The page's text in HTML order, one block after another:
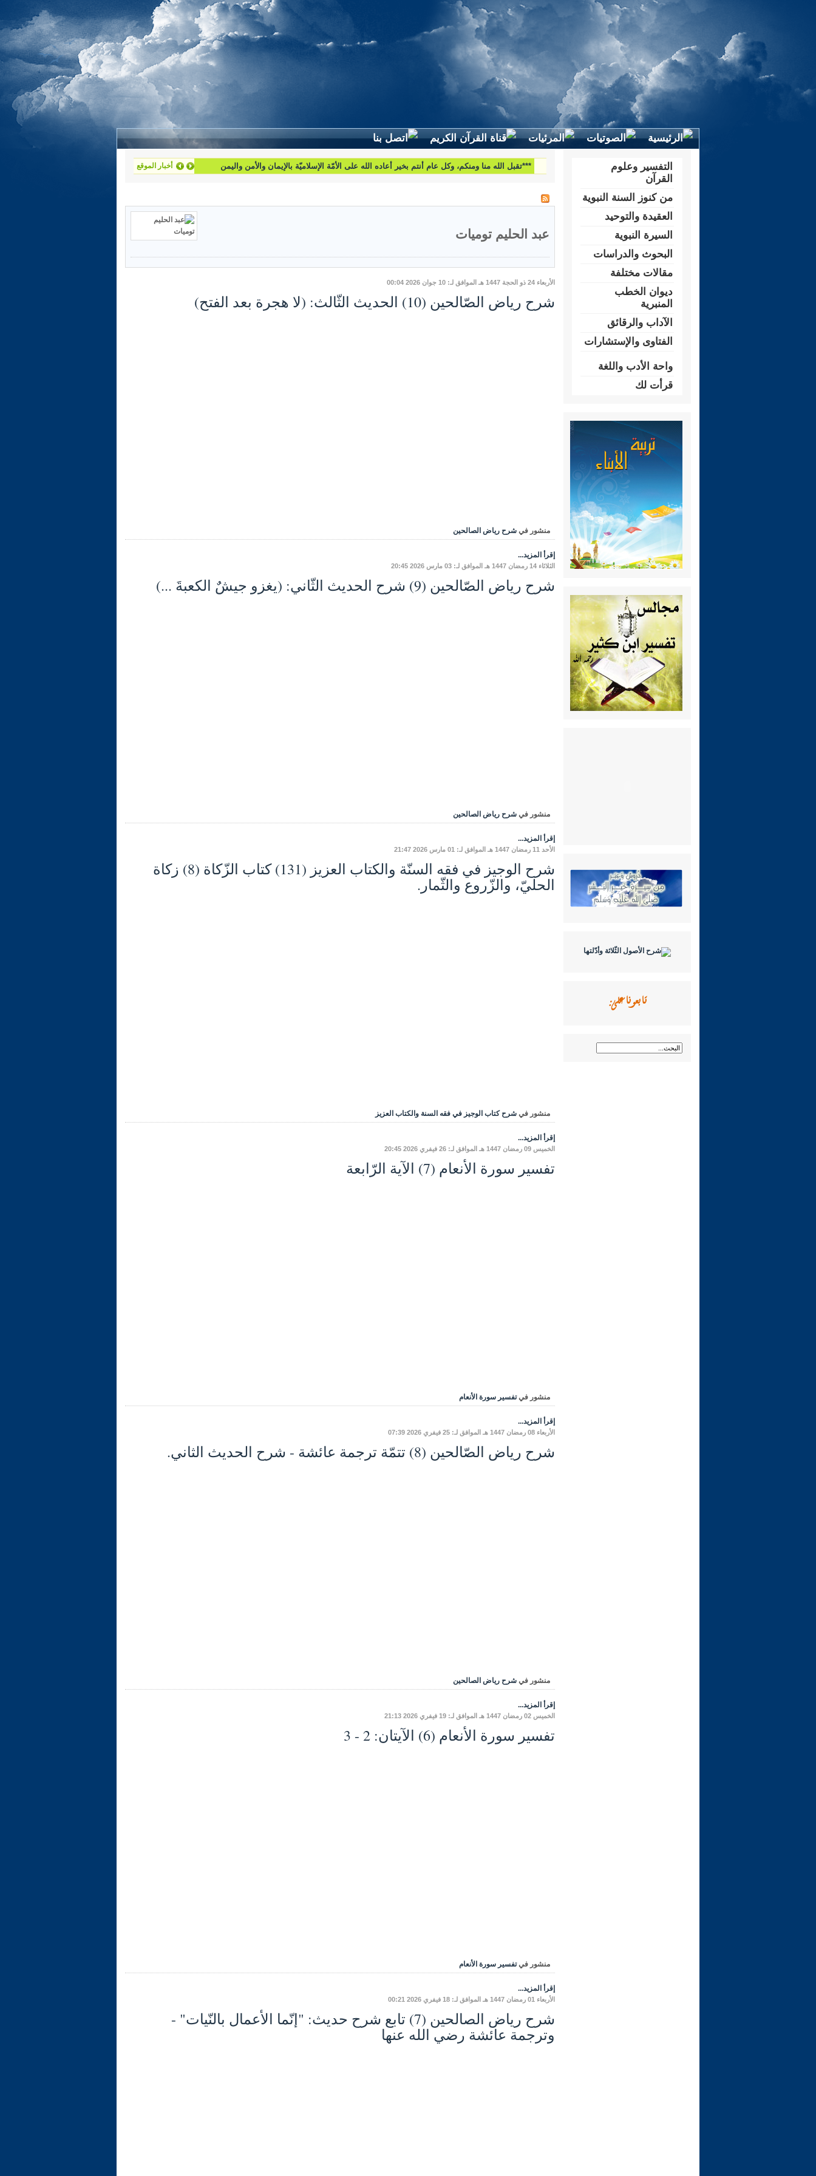
أخبار الموقع
لطرح استفساراتكم وأسئلتكم واقتراحاتكم اتّصلوا بنا على البريد التّالي:
عبد الحليم توميات
الأربعاء 24 ذو الحجة 1447 هـ الموافق لـ: 10 جوان 2026 00:04
شرح رياض الصّالحين (10) الحديث الثّالث: (لا هجرة بعد الفتح)
منشور في شرح رياض الصالحين
إقرأ المزيد...
الثلاثاء 14 رمضان 1447 هـ الموافق لـ: 03 مارس 2026 20:45
شرح رياض الصّالحين (9) شرح الحديث الثّاني: (يغزو جيشٌ الكعبةَ ...)
منشور في شرح رياض الصالحين
إقرأ المزيد...
الأحد 11 رمضان 1447 هـ الموافق لـ: 01 مارس 2026 21:47
شرح الوجيز في فقه السنّة والكتاب العزيز (131) كتاب الزّكاة (8) زكاة
الحليّ، والزّروع والثّمار.
منشور في شرح كتاب الوجيز في فقه السنة والكتاب العزيز
إقرأ المزيد...
الخميس 09 رمضان 1447 هـ الموافق لـ: 26 فيفري 2026 20:45
تفسير سورة الأنعام (7) الآية الرّابعة
منشور في تفسير سورة الأنعام
إقرأ المزيد...
الأربعاء 08 رمضان 1447 هـ الموافق لـ: 25 فيفري 2026 07:39
شرح رياض الصّالحين (8) تتمّة ترجمة عائشة - شرح الحديث الثاني.
منشور في شرح رياض الصالحين
إقرأ المزيد...
الخميس 02 رمضان 1447 هـ الموافق لـ: 19 فيفري 2026 21:13
تفسير سورة الأنعام (6) الآيتان: 2 - 3
منشور في تفسير سورة الأنعام
إقرأ المزيد...
الأربعاء 01 رمضان 1447 هـ الموافق لـ: 18 فيفري 2026 00:21
شرح رياض الصالحين (7) تابع شرح حديث: "إنّما الأعمال بالنّيات" -
وترجمة عائشة رضي الله عنها
التفسير وعلوم
القرآن
من كنوز السنة النبوية
العقيدة والتوحيد
السيرة النبوية
البحوث والدراسات
مقالات مختلفة
ديوان الخطب
المنبرية
الآداب والرقائق
الفتاوى والإستشارات
واحة الأدب واللغة
قرأت لك
تابعونا على: